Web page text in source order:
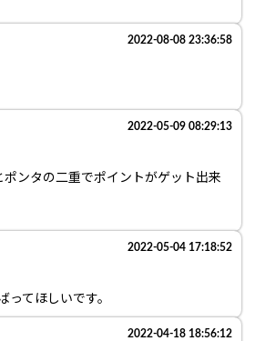
2022-08-08 23:36:58
2022-05-09 08:29:13
ンタの二重でポイントがゲット出来
2022-05-04 17:18:52
てほしいです。
2022-04-18 18:56:12